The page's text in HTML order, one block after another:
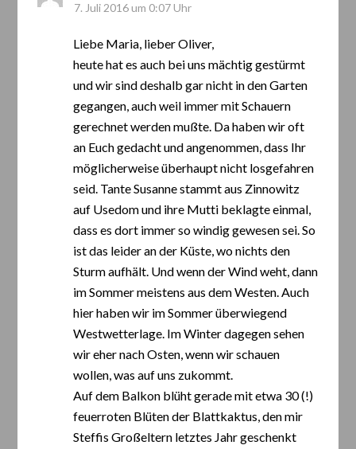
7. Juli 2016 um 0:07 Uhr
Liebe Maria, lieber Oliver,
heute hat es auch bei uns mächtig gestürmt
und wir sind deshalb gar nicht in den Garten
gegangen, auch weil immer mit Schauern
gerechnet werden mußte. Da haben wir oft
an Euch gedacht und angenommen, dass Ihr
möglicherweise überhaupt nicht losgefahren
seid. Tante Susanne stammt aus Zinnowitz
auf Usedom und ihre Mutti beklagte einmal,
dass es dort immer so windig gewesen sei. So
ist das leider an der Küste, wo nichts den
Sturm aufhält. Und wenn der Wind weht, dann
im Sommer meistens aus dem Westen. Auch
hier haben wir im Sommer überwiegend
Westwetterlage. Im Winter dagegen sehen
wir eher nach Osten, wenn wir schauen
wollen, was auf uns zukommt.
Auf dem Balkon blüht gerade mit etwa 30 (!)
feuerroten Blüten der Blattkaktus, den mir
Steffis Großeltern letztes Jahr geschenkt